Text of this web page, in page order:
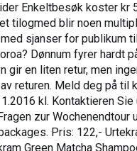
Enkeltbesøk koster kr
tilogmed blir noen
sjanser for publikum
Dønnum fyrer hardt
gir en liten retur, men
returen. Meld deg på til
kl. Kontaktieren Sie
zur Wochenendtour
Pris: 122,-
Green Matcha